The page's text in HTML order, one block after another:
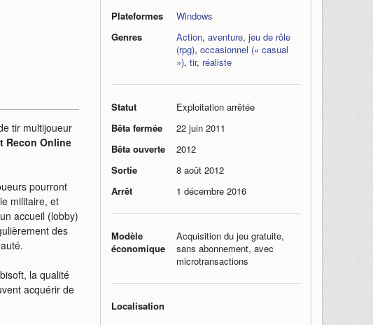
Plateformes
Windows
Genres
Action, aventure, jeu de rôle
(rpg), occasionnel (« casual
»), tir, réaliste
Statut
Exploitation arrêtée
Bêta fermée
22 juin 2011
Bêta ouverte
2012
Sortie
8 août 2012
Arrêt
1 décembre 2016
Modèle
économique
Acquisition du jeu gratuite,
sans abonnement, avec
microtransactions
Localisation
tir multijoueur
Recon Online
pourront
militaire, et
accueil (lobby)
des
la qualité
acquérir de